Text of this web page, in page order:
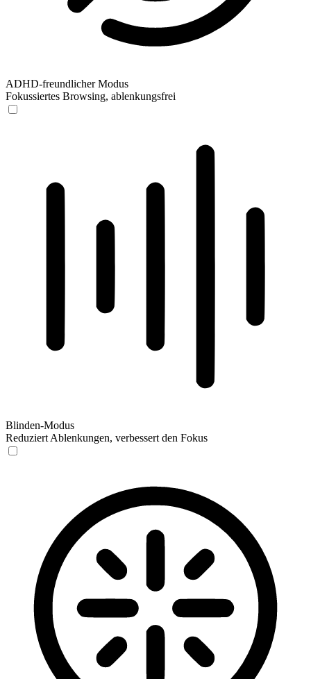
ADHD-freundlicher Modus
Fokussiertes Browsing, ablenkungsfrei
Blinden-Modus
Reduziert Ablenkungen, verbessert den Fokus